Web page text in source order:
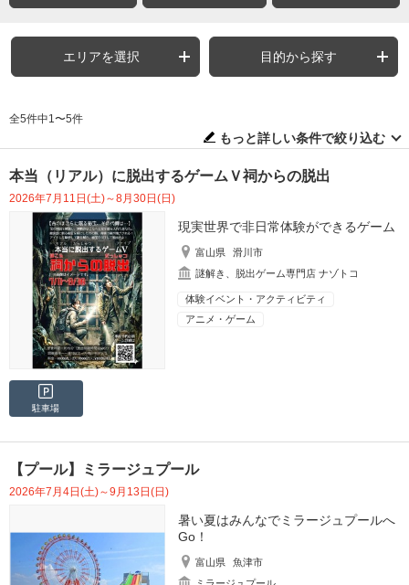
エリアを選択 目的から探す
全5件中1〜5件
もっと詳しい条件で絞り込む
本当（リアル）に脱出するゲームＶ祠からの脱出
2026年7月11日(土)～8月30日(日)
現実世界で非日常体験ができるゲーム
富山県
滑川市
謎解き、脱出ゲーム専門店 ナゾトコ
体験イベント・アクティビティ
アニメ・ゲーム
駐車場
【プール】ミラージュプール
2026年7月4日(土)～9月13日(日)
暑い夏はみんなでミラージュプールへ
Go！
富山県
魚津市